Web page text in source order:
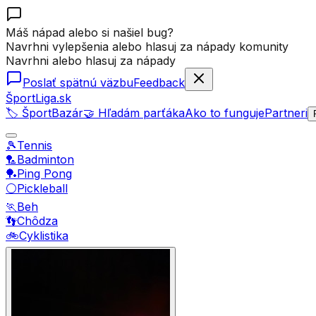
Máš nápad alebo si našiel bug?
Navrhni vylepšenia alebo hlasuj za nápady komunity
Navrhni alebo hlasuj za nápady
Poslať spätnú väzbuFeedback
ŠportLiga.sk
🏷️ ŠportBazár🤝 Hľadám parťákaAko to fungujePartneri
🎾Tennis
🏸Badminton
🏓Ping Pong
⚪Pickleball
🏃Beh
👣Chôdza
🚲Cyklistika